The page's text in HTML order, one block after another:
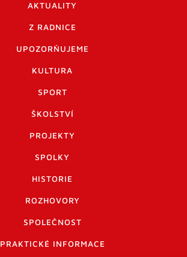
AKTUALITY
Z RADNICE
UPOZORŇUJEME
KULTURA
SPORT
ŠKOLSTVÍ
PROJEKTY
SPOLKY
HISTORIE
ROZHOVORY
SPOLEČNOST
PRAKTICKÉ INFORMACE